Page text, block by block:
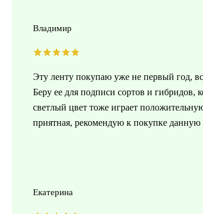
Владимир
Эту ленту покупаю уже не первый год,
Беру ее для подписи сортов и гибридов,
светлый цвет тоже играет
приятная, рекомендую к покупке данную
Екатерина